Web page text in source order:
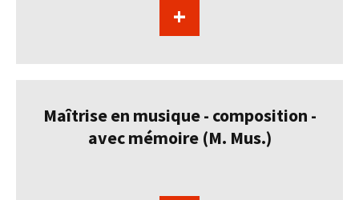
+
Maîtrise en musique - composition -
avec mémoire (M. Mus.)